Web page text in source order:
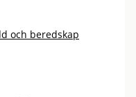
och beredskap